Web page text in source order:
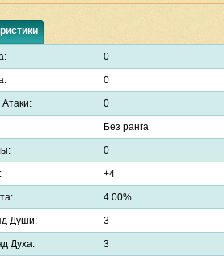
0
0
Атаки: 0
Без ранга
0
+4
4.00%
Души: 3
Духа: 3